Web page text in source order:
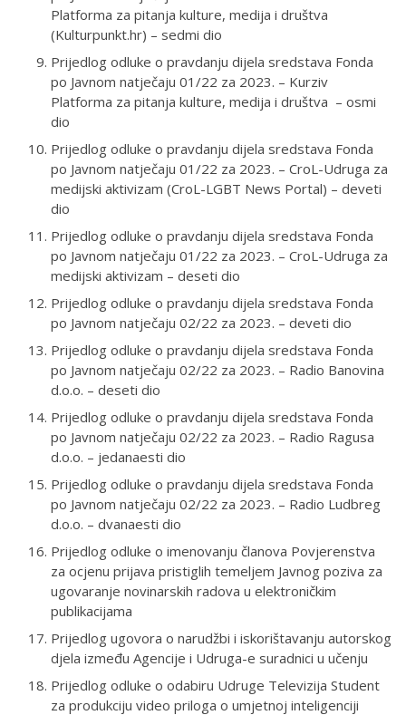
Platforma za pitanja kulture, medija i društva
(Kulturpunkt.hr) – sedmi dio
Prijedlog odluke o pravdanju dijela sredstava Fonda
po Javnom natječaju 01/22 za 2023. – Kurziv
Platforma za pitanja kulture, medija i društva – osmi
dio
Prijedlog odluke o pravdanju dijela sredstava Fonda
po Javnom natječaju 01/22 za 2023. – CroL-Udruga za
medijski aktivizam (CroL-LGBT News Portal) – deveti
dio
Prijedlog odluke o pravdanju dijela sredstava Fonda
po Javnom natječaju 01/22 za 2023. – CroL-Udruga za
medijski aktivizam – deseti dio
Prijedlog odluke o pravdanju dijela sredstava Fonda
po Javnom natječaju 02/22 za 2023. – deveti dio
Prijedlog odluke o pravdanju dijela sredstava Fonda
po Javnom natječaju 02/22 za 2023. – Radio Banovina
d.o.o. – deseti dio
Prijedlog odluke o pravdanju dijela sredstava Fonda
po Javnom natječaju 02/22 za 2023. – Radio Ragusa
d.o.o. – jedanaesti dio
Prijedlog odluke o pravdanju dijela sredstava Fonda
po Javnom natječaju 02/22 za 2023. – Radio Ludbreg
d.o.o. – dvanaesti dio
Prijedlog odluke o imenovanju članova Povjerenstva
za ocjenu prijava pristiglih temeljem Javnog poziva za
ugovaranje novinarskih radova u elektroničkim
publikacijama
Prijedlog ugovora o narudžbi i iskorištavanju autorskog
djela između Agencije i Udruga-e suradnici u učenju
Prijedlog odluke o odabiru Udruge Televizija Student
za produkciju video priloga o umjetnoj inteligenciji